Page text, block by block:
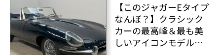
【このジャガーEタイプ
なんぼ？】クラシック
カーの最高峰＆最も美
しいアイコンモデルの